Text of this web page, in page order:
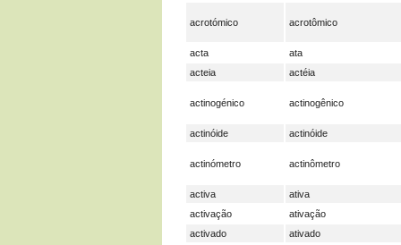
acrotómico acrotômico
acta
ata
acteia
actéia
actinogénico actinogênico
actinóide actinóide
actinómetro actinômetro
activa
ativa
activação
ativação
activado
ativado